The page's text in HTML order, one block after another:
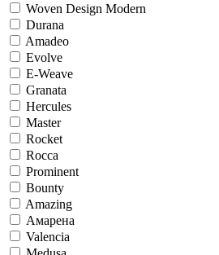
Woven Design Modern
Durana
Amadeo
Evolve
E-Weave
Granata
Hercules
Master
Rocket
Rocca
Prominent
Bounty
Amazing
Амарена
Valencia